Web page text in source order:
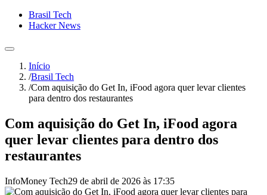
Brasil Tech
Hacker News
Início
/Brasil Tech
/Com aquisição do Get In, iFood agora quer levar clientes
para dentro dos restaurantes
Com aquisição do Get In, iFood agora
quer levar clientes para dentro dos
restaurantes
InfoMoney Tech29 de abril de 2026 às 17:35